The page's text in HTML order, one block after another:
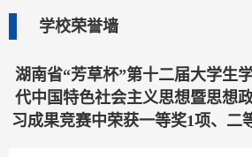
学校荣誉墙
湖南省“芳草杯”第十二届大学生
代中国特色社会主义思想暨思想
习成果竞赛中荣获一等奖1项、二